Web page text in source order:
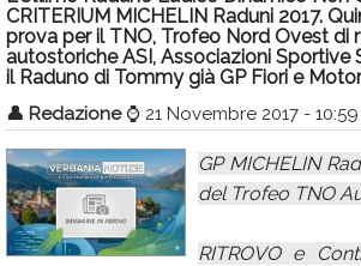
Sport
Eventi
Info Utili
Rubriche
Calendario
Annunci
CRITERIUM MICHELIN Raduni 2017.
prova per il TNO, Trofeo Nord Ovest di
autostoriche ASI, Associazioni Sportive
il Raduno di Tommy già GP Fiori e
👤 Redazione ⌚ 21 Novembre 2017 - 10:59
GP MICHELIN
del Trofeo TNO
RITROVO e